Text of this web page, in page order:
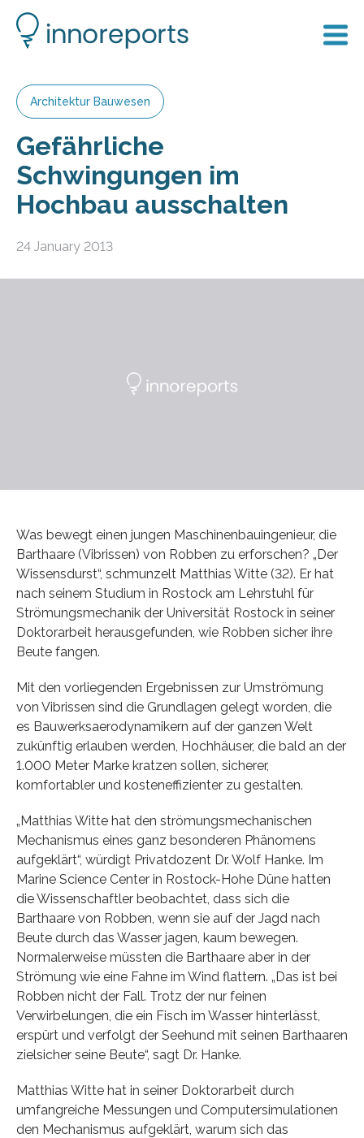
Architektur Bauwesen
Gefährliche
Schwingungen im
Hochbau ausschalten
24 January 2013
Was bewegt einen jungen Maschinenbauingenieur, die
Barthaare (Vibrissen) von Robben zu erforschen? „Der
Wissensdurst“, schmunzelt Matthias Witte (32). Er hat
nach seinem Studium in Rostock am Lehrstuhl für
Strömungsmechanik der Universität Rostock in seiner
Doktorarbeit herausgefunden, wie Robben sicher ihre
Beute fangen.
Mit den vorliegenden Ergebnissen zur Umströmung
von Vibrissen sind die Grundlagen gelegt worden, die
es Bauwerksaerodynamikern auf der ganzen Welt
zukünftig erlauben werden, Hochhäuser, die bald an der
1.000 Meter Marke kratzen sollen, sicherer,
komfortabler und kosteneffizienter zu gestalten.
„Matthias Witte hat den strömungsmechanischen
Mechanismus eines ganz besonderen Phänomens
aufgeklärt“, würdigt Privatdozent Dr. Wolf Hanke. Im
Marine Science Center in Rostock-Hohe Düne hatten
die Wissenschaftler beobachtet, dass sich die
Barthaare von Robben, wenn sie auf der Jagd nach
Beute durch das Wasser jagen, kaum bewegen.
Normalerweise müssten die Barthaare aber in der
Strömung wie eine Fahne im Wind flattern. „Das ist bei
Robben nicht der Fall. Trotz der nur feinen
Verwirbelungen, die ein Fisch im Wasser hinterlässt,
erspürt und verfolgt der Seehund mit seinen Barthaaren
zielsicher seine Beute“, sagt Dr. Hanke.
Matthias Witte hat in seiner Doktorarbeit durch
umfangreiche Messungen und Computersimulationen
den Mechanismus aufgeklärt, warum sich das